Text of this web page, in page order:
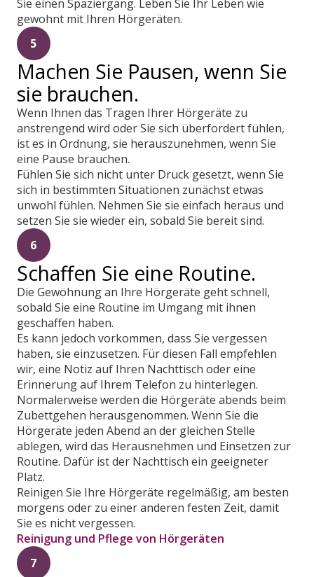
Sie einen Spaziergang. Leben Sie Ihr Leben wie
gewohnt mit Ihren Hörgeräten.
5
Machen Sie Pausen, wenn Sie
sie brauchen.
Wenn Ihnen das Tragen Ihrer Hörgeräte zu
anstrengend wird oder Sie sich überfordert fühlen,
ist es in Ordnung, sie herauszunehmen, wenn Sie
eine Pause brauchen.
Fühlen Sie sich nicht unter Druck gesetzt, wenn Sie
sich in bestimmten Situationen zunächst etwas
unwohl fühlen. Nehmen Sie sie einfach heraus und
setzen Sie sie wieder ein, sobald Sie bereit sind.
6
Schaffen Sie eine Routine.
Die Gewöhnung an Ihre Hörgeräte geht schnell,
sobald Sie eine Routine im Umgang mit ihnen
geschaffen haben.
Es kann jedoch vorkommen, dass Sie vergessen
haben, sie einzusetzen. Für diesen Fall empfehlen
wir, eine Notiz auf Ihren Nachttisch oder eine
Erinnerung auf Ihrem Telefon zu hinterlegen.
Normalerweise werden die Hörgeräte abends beim
Zubettgehen herausgenommen. Wenn Sie die
Hörgeräte jeden Abend an der gleichen Stelle
ablegen, wird das Herausnehmen und Einsetzen zur
Routine. Dafür ist der Nachttisch ein geeigneter
Platz.
Reinigen Sie Ihre Hörgeräte regelmäßig, am besten
morgens oder zu einer anderen festen Zeit, damit
Sie es nicht vergessen.
Reinigung und Pflege von Hörgeräten
7